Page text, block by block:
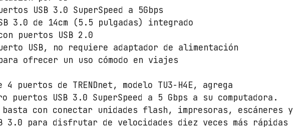
USB 3.0 SuperSpeed a 5Gbps
3.0 de 14cm (5.5 pulgadas) integrado
puertos USB 2.0
USB, no requiere adaptador de alimentación
ofrecer un uso cómodo en viajes
puertos de TRENDnet, modelo TU3-H4E, agrega
puertos USB 3.0 SuperSpeed a 5 Gbps a su computadora.
con conectar unidades flash, impresoras, escáneres y
3.0 para disfrutar de velocidades diez veces más rápidas